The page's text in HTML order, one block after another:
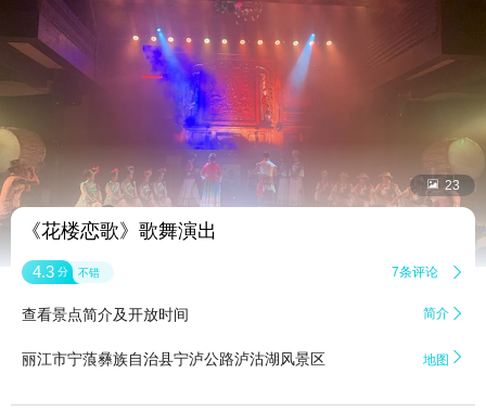
 23
《花楼恋歌》歌舞演出
4.3 分 不错 7条评论 
查看景点简介及开放时间 简介 
丽江市宁蒗彝族自治县宁泸公路泸沽湖风景区 地图 